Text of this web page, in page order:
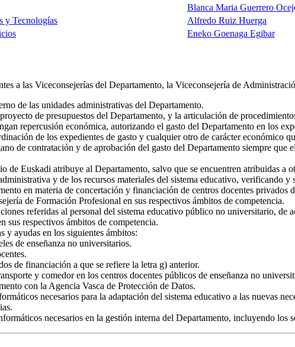
Blanca Maria Guerrero
y Tecnologías
Alfredo Ruiz Huerga
Eneko Goenaga Egibar
a las Viceconsejerías del Departamento, la Viceconsejería de
de las unidades administrativas del Departamento.
de presupuestos del Departamento, y la articulación de
repercusión económica, autorizando el gasto del Departamento en los
de los expedientes de gasto y cualquier otro de carácter económico
de contratación y de aprobación del gasto del Departamento siempre
de Euskadi atribuye al Departamento, salvo que se encuentren atribuidas a
y de los recursos materiales del sistema educativo, verificando
en materia de concertación y financiación de centros docentes
de Formación Profesional en sus respectivos ámbitos de competencia.
referidas al personal del sistema educativo público no universitario,
sus respectivos ámbitos de competencia.
ayudas en los siguientes ámbitos:
de enseñanza no universitarios.
de financiación a que se refiere la letra g) anterior.
y comedor en los centros docentes públicos de enseñanza no
con la Agencia Vasca de Protección de Datos.
necesarios para la adaptación del sistema educativo a las nuevas
necesarios en la gestión interna del Departamento, incluyendo los